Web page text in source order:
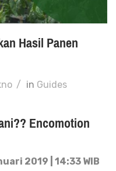
Hasil Panen
/ in Guides
Encomotion
2019 | 14:33 WIB